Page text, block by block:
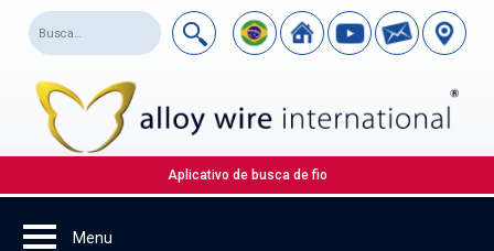
Aplicativo de busca de fio